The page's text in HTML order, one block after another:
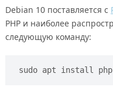
Debian 10 поставляется с
PHP и наиболее
следующую команду:
sudo apt install php